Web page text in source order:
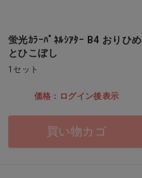
蛍光ｶﾗｰﾊﾟﾈﾙｼｱﾀｰ B4 おりひめ
とひこぼし
1セット
価格：ログイン後表示
買い物カゴ